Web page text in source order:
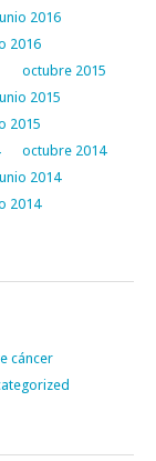
2016
2016
octubre 2015
2015
2015
octubre 2014
2014
2014
cáncer